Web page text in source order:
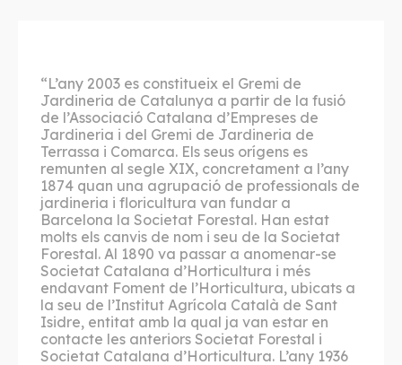
“L’any 2003 es constitueix el Gremi de
Jardineria de Catalunya a partir de la fusió
de l’Associació Catalana d’Empreses de
Jardineria i del Gremi de Jardineria de
Terrassa i Comarca. Els seus orígens es
remunten al segle XIX, concretament a l’any
1874 quan una agrupació de professionals de
jardineria i floricultura van fundar a
Barcelona la Societat Forestal. Han estat
molts els canvis de nom i seu de la Societat
Forestal. Al 1890 va passar a anomenar-se
Societat Catalana d’Horticultura i més
endavant Foment de l’Horticultura, ubicats a
la seu de l’Institut Agrícola Català de Sant
Isidre, entitat amb la qual ja van estar en
contacte les anteriors Societat Forestal i
Societat Catalana d’Horticultura. L’any 1936